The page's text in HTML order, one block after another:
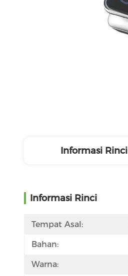
Informasi Rinci
Informasi Rinci
Tempat Asal:
Bahan:
Warna: